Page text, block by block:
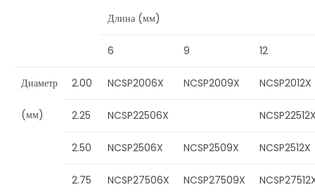
Длина (мм)
6 9 12
Диаметр
(мм)
2.00 NCSP2006X NCSP2009X NCSP2012X
2.25 NCSP22506X
2.50 NCSP2506X NCSP2509X NCSP2512X
2.75 NCSP27506X NCSP27509X